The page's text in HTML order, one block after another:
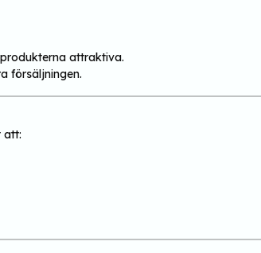
attraktiva.
försäljningen.
att: